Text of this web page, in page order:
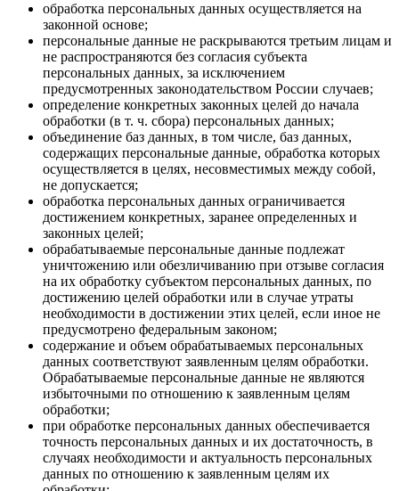
обработка персональных данных осуществляется на
законной основе;
персональные данные не раскрываются третьим лицам и
не распространяются без согласия субъекта
персональных данных, за исключением
предусмотренных законодательством России случаев;
определение конкретных законных целей до начала
обработки (в т. ч. сбора) персональных данных;
объединение баз данных, в том числе, баз данных,
содержащих персональные данные, обработка которых
осуществляется в целях, несовместимых между собой,
не допускается;
обработка персональных данных ограничивается
достижением конкретных, заранее определенных и
законных целей;
обрабатываемые персональные данные подлежат
уничтожению или обезличиванию при отзыве согласия
на их обработку субъектом персональных данных, по
достижению целей обработки или в случае утраты
необходимости в достижении этих целей, если иное не
предусмотрено федеральным законом;
содержание и объем обрабатываемых персональных
данных соответствуют заявленным целям обработки.
Обрабатываемые персональные данные не являются
избыточными по отношению к заявленным целям
обработки;
при обработке персональных данных обеспечивается
точность персональных данных и их достаточность, в
случаях необходимости и актуальность персональных
данных по отношению к заявленным целям их